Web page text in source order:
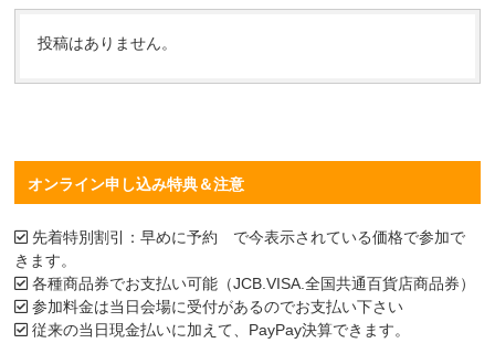
投稿はありません。
オンライン申し込み特典＆注意
先着特別割引：早めに予約 で今表示されている価格で参加で
きます。
各種商品券でお支払い可能（JCB.VISA.全国共通百貨店商品券）
参加料金は当日会場に受付があるのでお支払い下さい
従来の当日現金払いに加えて、PayPay決算できます。